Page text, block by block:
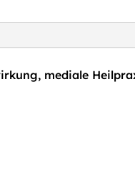
mediale